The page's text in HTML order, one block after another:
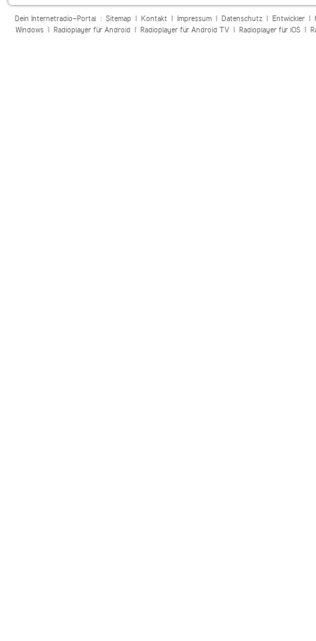
Dein Internetradio-Portal : Sitemap| Kontakt| Impressum| Datenschutz| Entwickler|
Windows| Radioplayer für Android| Radioplayer für Android TV| Radioplayer für iOS|